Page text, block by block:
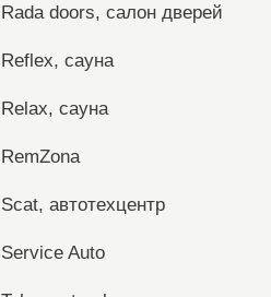
Rada doors, салон дверей
Reflex, сауна
Relax, сауна
RemZona
Scat, автотехцентр
Service Auto